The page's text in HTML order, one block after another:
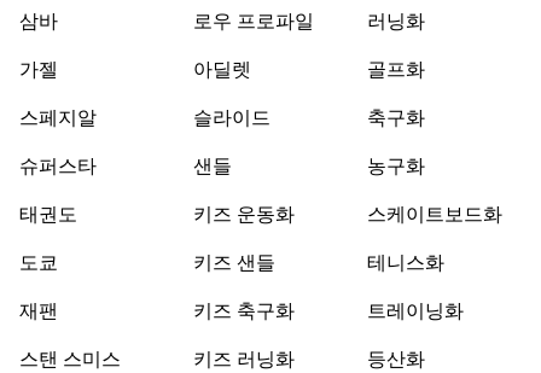
삼바
가젤
스페지알
슈퍼스타
태권도
도쿄
재팬
스탠 스미스
로우 프로파일
아딜렛
슬라이드
샌들
키즈 운동화
키즈 샌들
키즈 축구화
키즈 러닝화
러닝화
골프화
축구화
농구화
스케이트보드화
테니스화
트레이닝화
등산화